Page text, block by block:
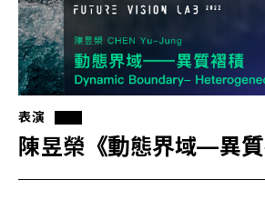
表演
陳昱榮《動態界域—異質